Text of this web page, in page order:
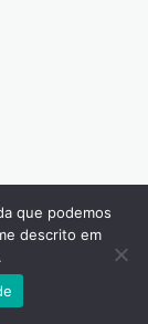
que podemos
descrito em